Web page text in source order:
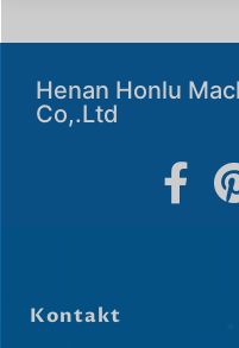
Henan Honlu
Co,.Ltd
Kontakt